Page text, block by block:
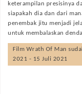
keterampilan presisinya
siapakah dia dan dari
penembak jitu menjadi
untuk membalaskan
Film Wrath Of Man
2021 - 15 Juli 2021